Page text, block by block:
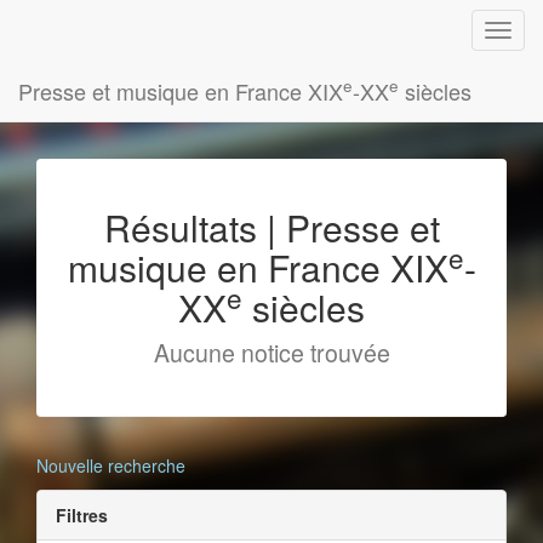
Presse et musique en France XIXe-XXe siècles
Résultats | Presse et
musique en France XIXe-
XXe siècles
Aucune notice trouvée
Nouvelle recherche
Filtres